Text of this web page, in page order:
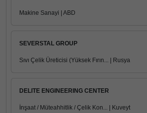
Makine Sanayi | ABD
SEVERSTAL GROUP
Sıvı Çelik Üreticisi (Yüksek Fırın... | Rusya
DELITE ENGINEERING CENTER
İnşaat / Müteahhitlik / Çelik Kon... | Kuveyt